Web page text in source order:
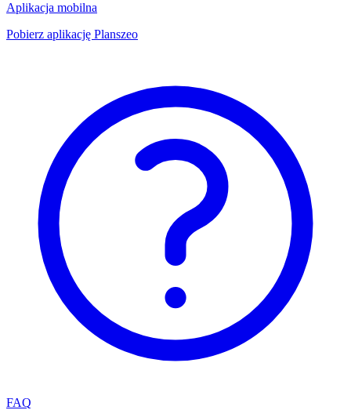
Aplikacja mobilna
Pobierz aplikację Planszeo
FAQ